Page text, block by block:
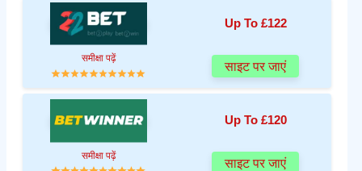
Up To £122
समीक्षा पढ़ें
साइट पर जाएं
Up To £120
समीक्षा पढ़ें
साइट पर जाएं